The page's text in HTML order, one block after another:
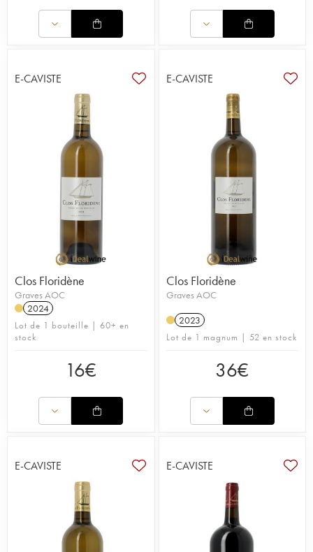
E-CAVISTE
Clos Floridène
Graves AOC
2024
Lot de 1 bouteille | 60+ en
stock
16€
E-CAVISTE
Clos Floridène
Graves AOC
2023
Lot de 1 magnum | 52 en stock
36€
E-CAVISTE E-CAVISTE